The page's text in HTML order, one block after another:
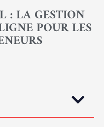
: LA GESTION
POUR LES